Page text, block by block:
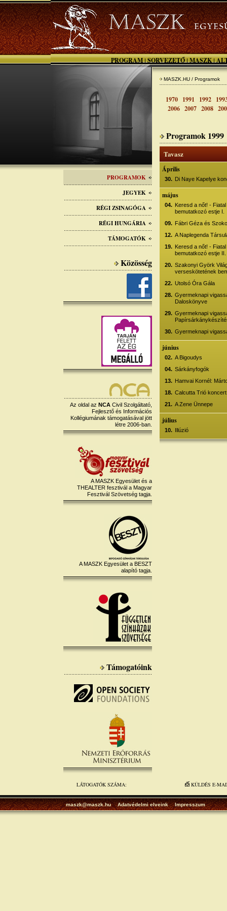
PROGRAM | SORVEZETŐ | MASZK |
PROGRAMOK
JEGYEK
RÉGI ZSINAGÓGA
RÉGI HUNGÁRIA
TÁMOGATÓK
Közösség
Az oldal az NCA Civil Szolgáltató,
Fejlesztő és Információs
Kollégiumának támogatásával jött
létre 2006-ban.
A MASZK Egyesület és a
THEALTER fesztivál a Magyar
Fesztivál Szövetség tagja.
A MASZK Egyesület a BESZT
alapító tagja.
Támogatóink
MASZK.HU / Programok
1970 1991 1992
2006 2007 2008
Programok 1999
Tavasz
Április
30. Di Naye Kapelye
május
04. Keresd a nőt! -
bemutatkozó estje I.
09. Fábri Géza és
12. A Naplegenda
19. Keresd a nőt! -
bemutatkozó estje II.
20. Szakonyi Györk
verseskötetének
22. Utolsó Óra Gála
28. Gyermeknapi
Daloskönyve
29. Gyermeknapi
30. Gyermeknapi
június
02. A Bigoudys
04. Sárkányfogók
13. Hamvai Kornél:
18. Calcutta Trió koncert
21. A Zene Ünnepe
július
10. Illúzió
LÁTOGATÓK SZÁMA: KÜLDÉS E-
maszk@maszk.hu Adatvédelmi elveink Impresszum